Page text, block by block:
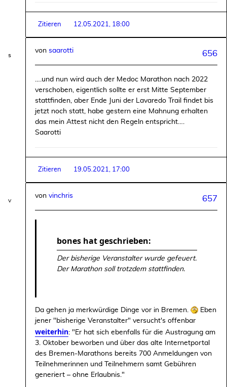
Zitieren 12.05.2021, 18:00
656
von saarotti
….und nun wird auch der Medoc Marathon nach 2022
verschoben, eigentlich sollte er erst Mitte September
stattfinden, aber Ende Juni der Lavaredo Trail findet bis
jetzt noch statt, habe gestern eine Mahnung erhalten
das mein Attest nicht den Regeln entspricht….
Saarotti
Zitieren 19.05.2021, 17:00
657
von vinchris
bones hat geschrieben:
Der bisherige Veranstalter wurde gefeuert.
Der Marathon soll trotzdem stattfinden.
Da gehen ja merkwürdige Dinge vor in Bremen.
Eben
jener "bisherige Veranstalter" versucht's offenbar
weiterhin: "Er hat sich ebenfalls für die Austragung am
3. Oktober beworben und über das alte Internetportal
des Bremen-Marathons bereits 700 Anmeldungen von
Teilnehmerinnen und Teilnehmern samt Gebühren
generiert – ohne Erlaubnis."